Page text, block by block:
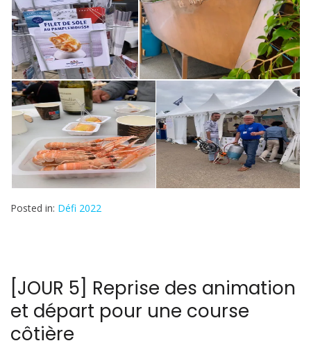
Posted in: Défi 2022
[JOUR 5] Reprise des animation
et départ pour une course
côtière